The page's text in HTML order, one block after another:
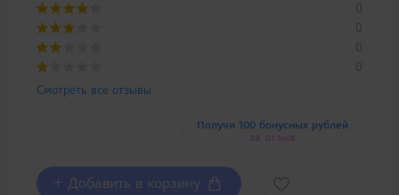
0
0
0
0
Смотреть все отзывы
Получи 100 бонусных рублей
за отзыв
+ Добавить в корзину